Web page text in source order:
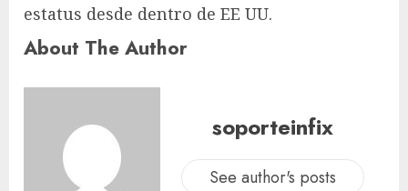
estatus desde dentro de EE UU.
About The Author
soporteinfix
See author's posts